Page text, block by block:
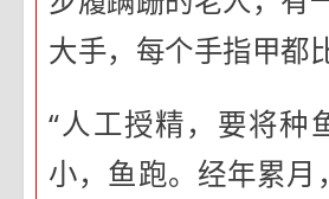
大手，每个手指甲都
“人工授精，要将种
小，鱼跑。经年累月